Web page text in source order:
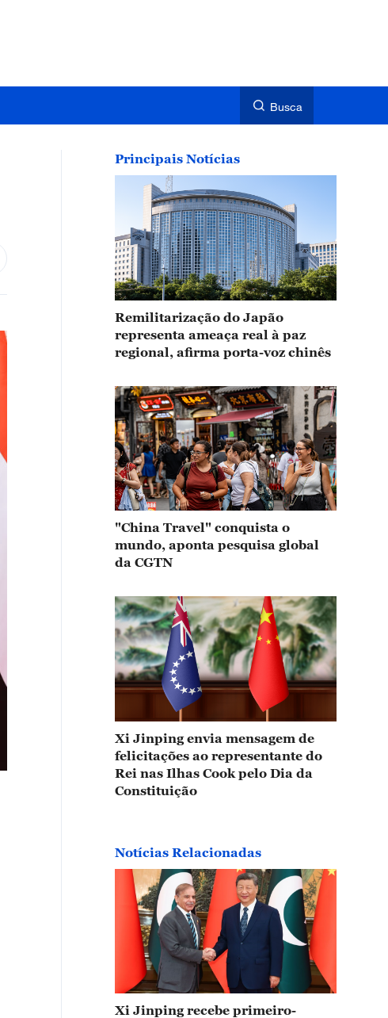
Busca
Principais Notícias
Remilitarização do Japão
representa ameaça real à paz
regional, afirma porta-voz chinês
"China Travel" conquista o
mundo, aponta pesquisa global
da CGTN
Xi Jinping envia mensagem de
felicitações ao representante do
Rei nas Ilhas Cook pelo Dia da
Constituição
Notícias Relacionadas
Xi Jinping recebe primeiro-